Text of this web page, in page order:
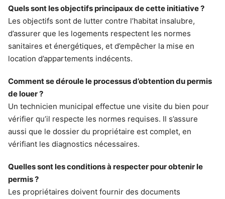
Quels sont les objectifs principaux de cette initiative ?
Les objectifs sont de lutter contre l’habitat insalubre,
d’assurer que les logements respectent les normes
sanitaires et énergétiques, et d’empêcher la mise en
location d’appartements indécents.
Comment se déroule le processus d’obtention du permis
de louer ?
Un technicien municipal effectue une visite du bien pour
vérifier qu’il respecte les normes requises. Il s’assure
aussi que le dossier du propriétaire est complet, en
vérifiant les diagnostics nécessaires.
Quelles sont les conditions à respecter pour obtenir le
permis ?
Les propriétaires doivent fournir des documents